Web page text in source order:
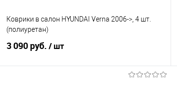
Коврики в салон HYUNDAI Verna 2006->, 4 шт.
(полиуретан)
3 090 руб. / шт